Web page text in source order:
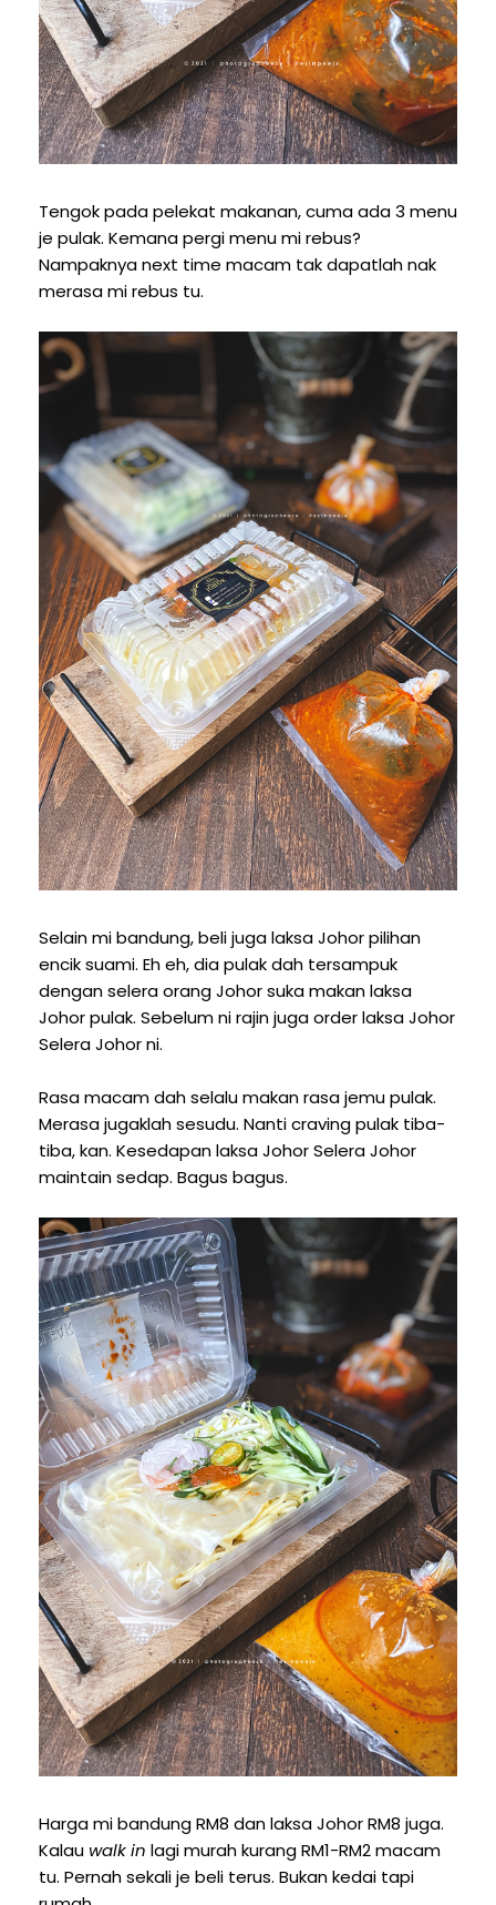
Tengok pada pelekat makanan, cuma ada 3 menu
je pulak. Kemana pergi menu mi rebus?
Nampaknya next time macam tak dapatlah nak
merasa mi rebus tu.
Selain mi bandung, beli juga laksa Johor pilihan
encik suami. Eh eh, dia pulak dah tersampuk
dengan selera orang Johor suka makan laksa
Johor pulak. Sebelum ni rajin juga order laksa Johor
Selera Johor ni.
Rasa macam dah selalu makan rasa jemu pulak.
Merasa jugaklah sesudu. Nanti craving pulak tiba-
tiba, kan. Kesedapan laksa Johor Selera Johor
maintain sedap. Bagus bagus.
Harga mi bandung RM8 dan laksa Johor RM8 juga.
Kalau walk in lagi murah kurang RM1-RM2 macam
tu. Pernah sekali je beli terus. Bukan kedai tapi